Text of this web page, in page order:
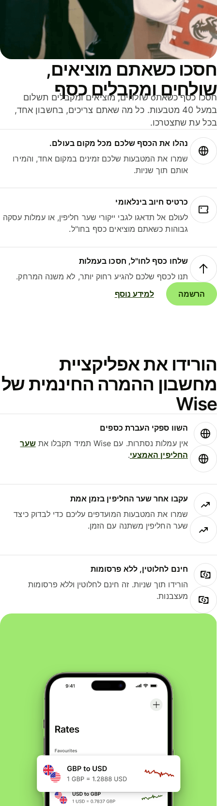
כשאתם מוציאים,
ומקבלים כסף
חסכו כסף כשאתo שולחים, מוציאים ומקבלים תשלום
במעל 40 מטבעות. כל מה שאתם צריכים, בחשבון אחד,
עת שתצטרכו.
נהלו את הכסף שלכם מכל מקום בעולם.
שמרו את המטבעות שלכם זמינים במקום אחד, והמירו
אותם תוך שניות.
כרטיס חיוב בינלאומי
לעולם אל תדאגו לגבי ייקורי שער חליפין, או עמלות עסקה
גבוהות כשאתם מוציאים כסף בחו"ל.
שלחו כסף לחו"ל, חסכו בעמלות
תנו לכסף שלכם להגיע רחוק יותר, לא משנה המרחק.
הרשמה
למידע נוסף
את אפליקציית
ההמרה החינמית של
השוו ספקי העברת כספים
אין עמלות נסתרות. עם Wise תמיד תקבלו את
שער
החליפין האמצעי.
עקבו אחר שער החליפין בזמן אמת
שמרו את המטבעות המועדפים עליכם כדי לבדוק כיצד
שער החליפין משתנה עם הזמן.
חינם לחלוטין, ללא פרסומות
הורידו תוך שניות. זה חינם לחלוטין וללא פרסומות
מעצבנות.